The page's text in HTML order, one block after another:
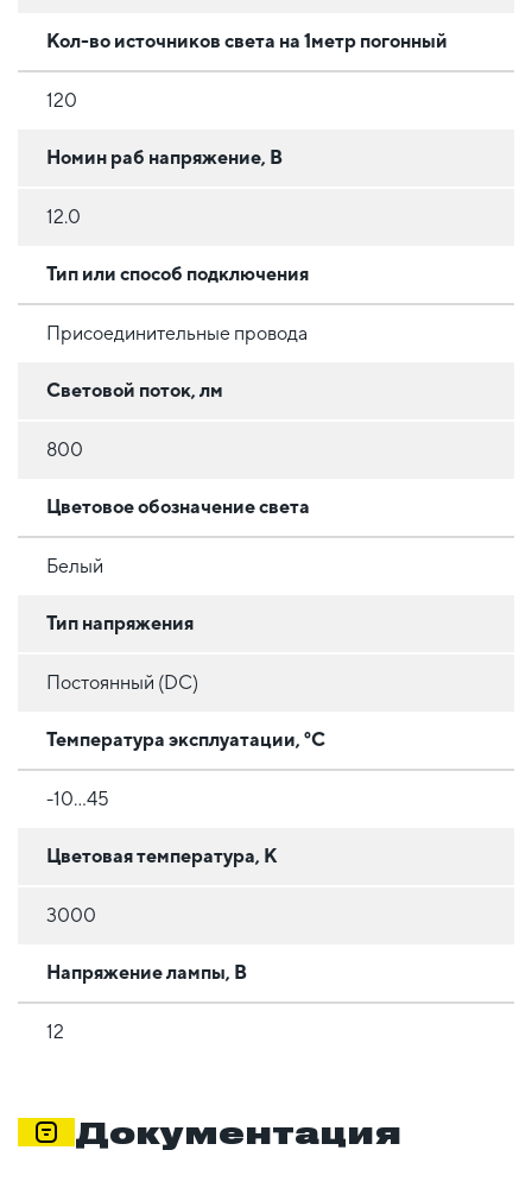
Кол-во источников света на 1метр погонный
120
Номин раб напряжение, В
12.0
Тип или способ подключения
Присоединительные провода
Световой поток, лм
800
Цветовое обозначение света
Белый
Тип напряжения
Постоянный (DC)
Температура эксплуатации, °C
-10...45
Цветовая температура, К
3000
Напряжение лампы, В
12
Документация